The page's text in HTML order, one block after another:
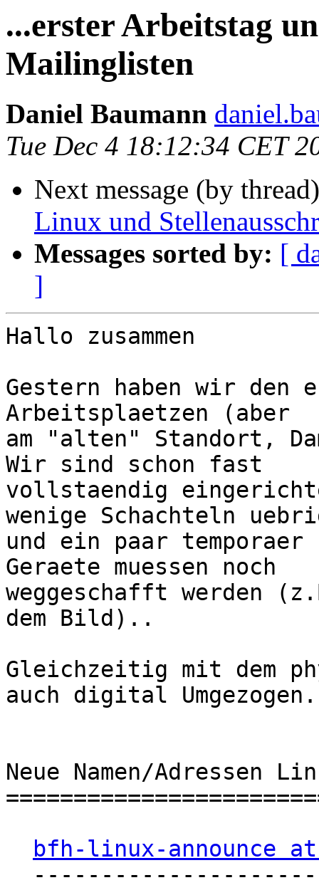
...erster Arbeitstag
Mailinglisten
Daniel Baumann
Tue Dec 4 18:12:34 CET
Next message (by
Linux und
Messages sorted by: [
]
Hallo zusammen
Gestern haben wir den
Arbeitsplaetzen (aber
am "alten" Standort,
Wir sind schon fast
vollstaendig
wenige Schachteln
und ein paar temporaer
Geraete muessen noch
weggeschafft werden
dem Bild)..
Gleichzeitig mit dem
auch digital Umgezogen.
Neue Namen/Adressen
bfh-linux-announce